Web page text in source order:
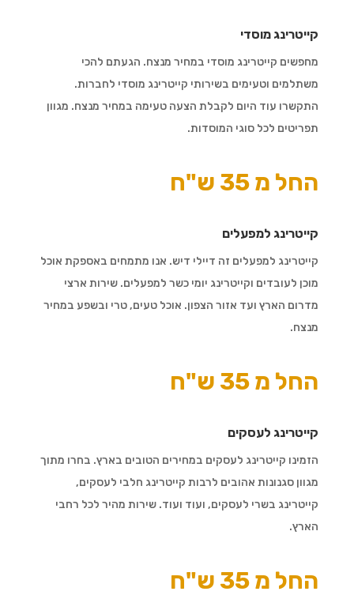
קייטרינג מוסדי
מחפשים קייטרינג מוסדי במחיר מנצח. הגעתם להכי
משתלמים וטעימים בשירותי קייטרינג מוסדי לחברות.
התקשרו עוד היום לקבלת הצעה טעימה במחיר מנצח. מגוון
תפריטים לכל סוגי המוסדות.
החל מ 35 ש"ח
קייטרינג למפעלים
קייטרינג למפעלים זה דיילי דיש. אנו מתמחים באספקת אוכל
מוכן לעובדים וקייטרינג יומי כשר למפעלים. שירות ארצי
מדרום הארץ ועד אזור הצפון. אוכל טעים, טרי ובשפע במחיר
מנצח.
החל מ 35 ש"ח
קייטרינג לעסקים
הזמינו קייטרינג לעסקים במחירים הטובים בארץ. בחרו מתוך
מגוון סגנונות אהובים לרבות קייטרינג חלבי לעסקים,
קייטרינג בשרי לעסקים, ועוד ועוד. שירות מהיר לכל רחבי
הארץ.
החל מ 35 ש"ח